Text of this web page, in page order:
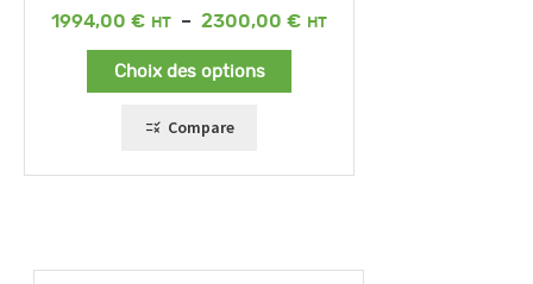
1994,00 € – 2300,00 €
Plage
Choix des options
Compare